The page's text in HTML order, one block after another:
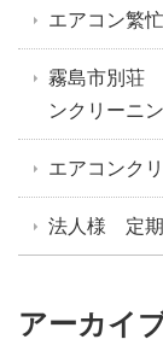
エアコン繁
霧島市別荘
ンクリーニ
エアコンク
法人様 定
アーカイ